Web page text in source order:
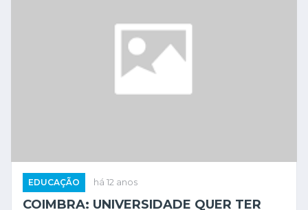
EDUCAÇÃO há 12 anos
COIMBRA: UNIVERSIDADE QUER TER